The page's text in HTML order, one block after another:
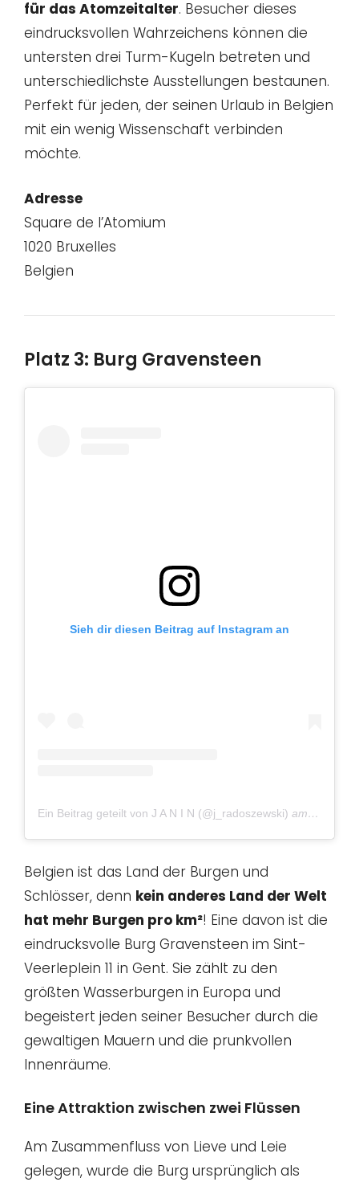
für das Atomzeitalter. Besucher dieses
eindrucksvollen Wahrzeichens können die
untersten drei Turm-Kugeln betreten und
unterschiedlichste Ausstellungen bestaunen.
Perfekt für jeden, der seinen Urlaub in Belgien
mit ein wenig Wissenschaft verbinden
möchte.
Adresse
Square de l’Atomium
1020 Bruxelles
Belgien
Platz 3: Burg Gravensteen
Sieh dir diesen Beitrag auf Instagram an
Ein Beitrag geteilt von J A N I N (@j_radoszewski) am Okt 13,
Belgien ist das Land der Burgen und
Schlösser, denn kein anderes Land der Welt
hat mehr Burgen pro km²! Eine davon ist die
eindrucksvolle Burg Gravensteen im Sint-
Veerleplein 11 in Gent. Sie zählt zu den
größten Wasserburgen in Europa und
begeistert jeden seiner Besucher durch die
gewaltigen Mauern und die prunkvollen
Innenräume.
Eine Attraktion zwischen zwei Flüssen
Am Zusammenfluss von Lieve und Leie
gelegen, wurde die Burg ursprünglich als